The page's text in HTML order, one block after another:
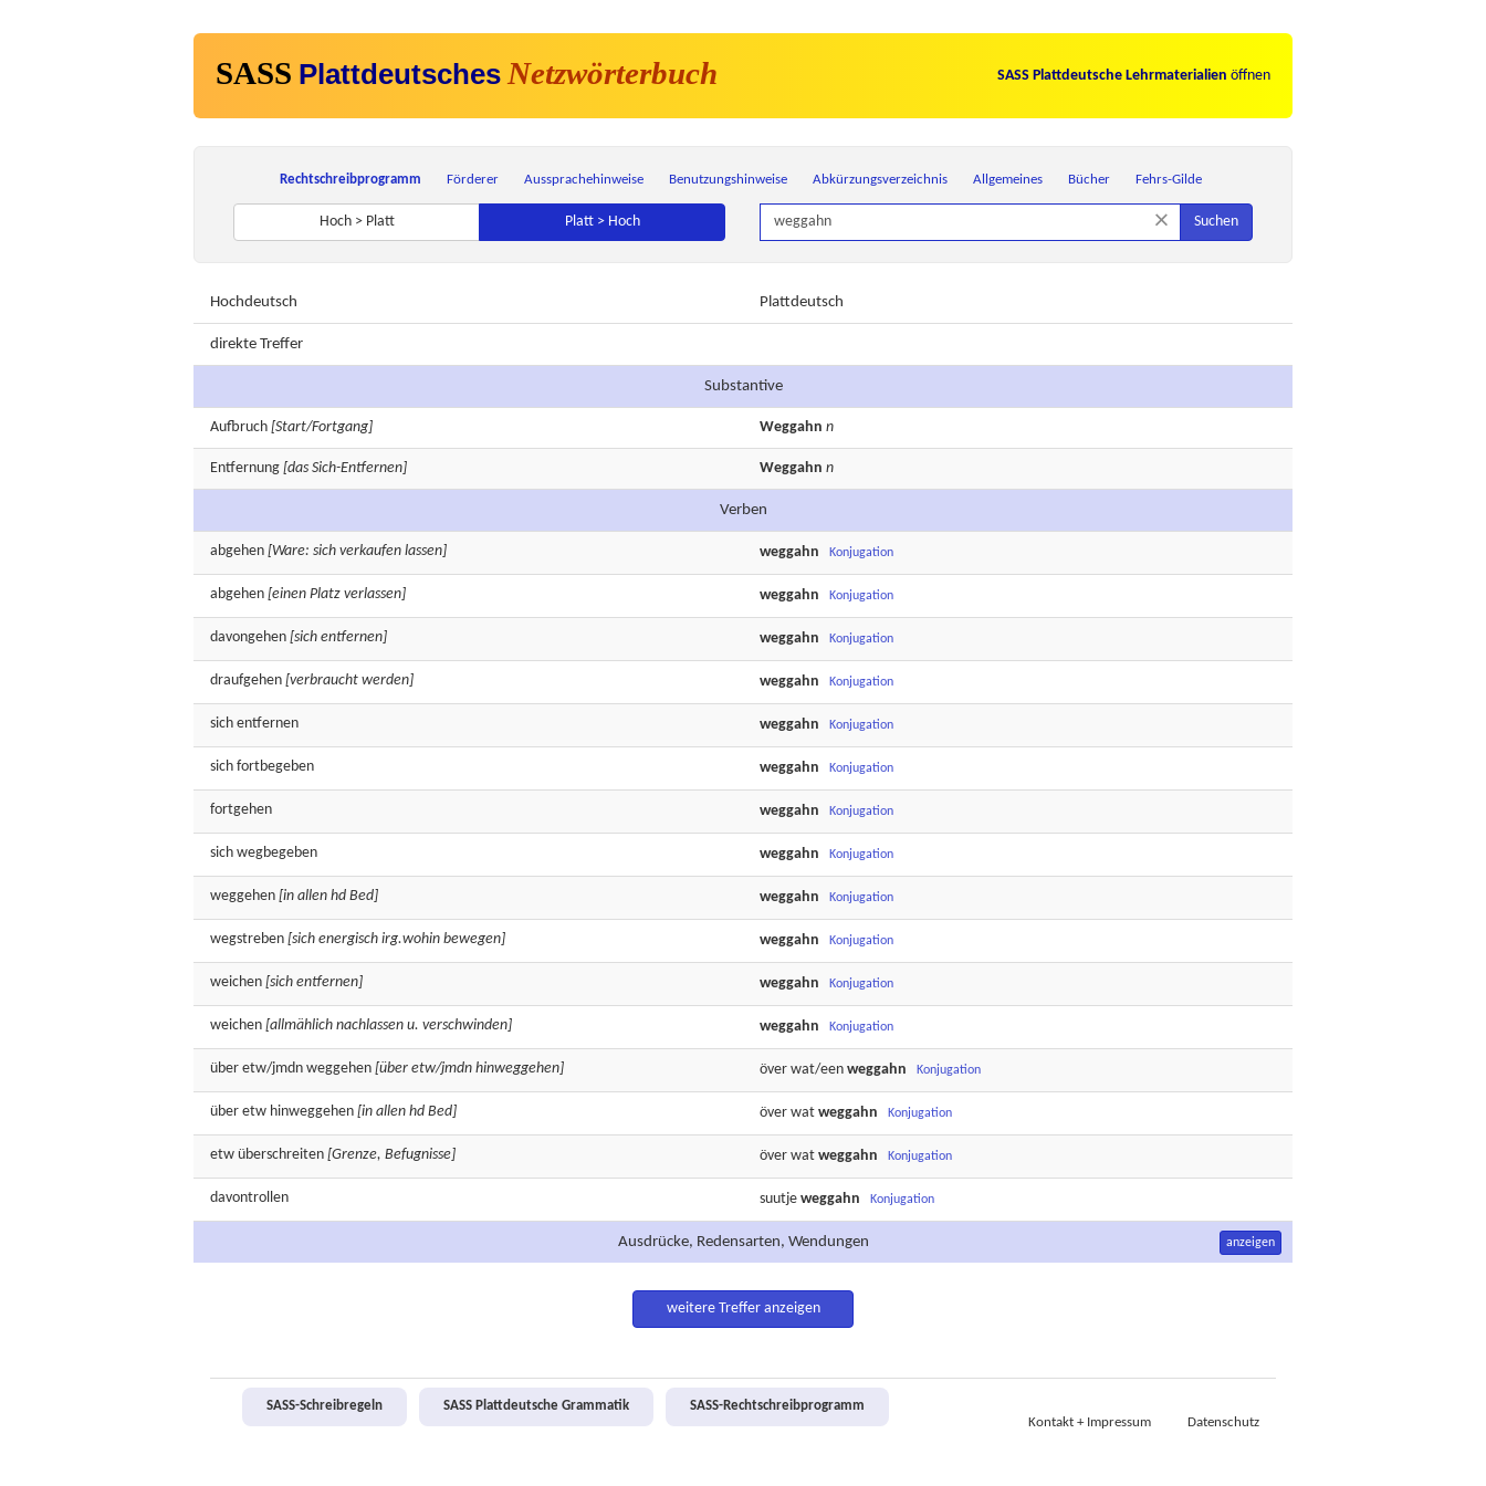
SASS Plattdeutsches Netzwörterbuch SASS Plattdeutsche Lehrmaterialien öffnen
Rechtschreibprogramm Förderer Aussprachehinweise Benutzungshinweise Abkürzungsverzeichnis Allgemeines Bücher Fehrs-Gilde
Hoch > Platt Platt > Hoch × Suchen
Hochdeutsch Plattdeutsch
direkte Treffer
Substantive
Aufbruch [Start/Fortgang] Weggahn n
Entfernung [das Sich-Entfernen] Weggahn n
Verben
abgehen [Ware: sich verkaufen lassen] weggahn Konjugation
abgehen [einen Platz verlassen] weggahn Konjugation
davongehen [sich entfernen] weggahn Konjugation
draufgehen [verbraucht werden] weggahn Konjugation
sich entfernen weggahn Konjugation
sich fortbegeben weggahn Konjugation
fortgehen weggahn Konjugation
sich wegbegeben weggahn Konjugation
weggehen [in allen hd Bed] weggahn Konjugation
wegstreben [sich energisch irg.wohin bewegen] weggahn Konjugation
weichen [sich entfernen] weggahn Konjugation
weichen [allmählich nachlassen u. verschwinden] weggahn Konjugation
über etw/jmdn weggehen [über etw/jmdn hinweggehen] över wat/een weggahn Konjugation
über etw hinweggehen [in allen hd Bed] över wat weggahn Konjugation
etw überschreiten [Grenze, Befugnisse] över wat weggahn Konjugation
davontrollen suutje weggahn Konjugation
Ausdrücke, Redensarten, Wendungen anzeigen
weitere Treffer anzeigen
SASS-Schreibregeln SASS Plattdeutsche Grammatik
SASS-Rechtschreibprogramm
Kontakt + Impressum
Datenschutz